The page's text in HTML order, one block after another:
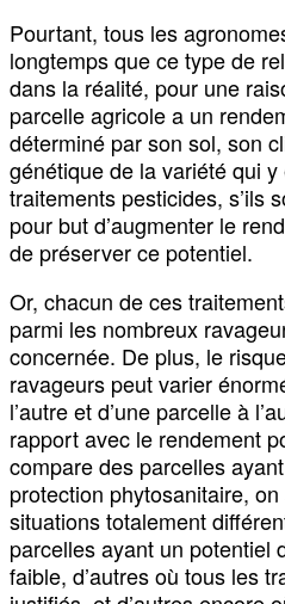
Pourtant, tous les
longtemps que ce type de
dans la réalité, pour une
parcelle agricole a un
déterminé par son sol, son
génétique de la variété qui
traitements pesticides, s’ils
pour but d’augmenter le
de préserver ce potentiel.
Or, chacun de ces
parmi les nombreux
concernée. De plus, le
ravageurs peut varier
l’autre et d’une parcelle à
rapport avec le rendement
compare des parcelles
protection phytosanitaire,
situations totalement
parcelles ayant un potentiel
faible, d’autres où tous les